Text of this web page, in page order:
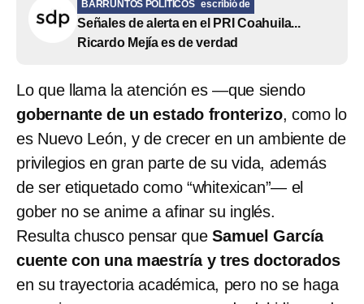
BARRUNTOS POLÍTICOS escribió de
Señales de alerta en el PRI Coahuila...
Ricardo Mejía es de verdad
Lo que llama la atención es —que siendo
gobernante de un estado fronterizo, como lo
es Nuevo León, y de crecer en un ambiente de
privilegios en gran parte de su vida, además
de ser etiquetado como “whitexican”— el
gober no se anime a afinar su inglés.
Resulta chusco pensar queSamuel García
cuente con una maestría y tres doctorados
en su trayectoria académica, pero no se haga